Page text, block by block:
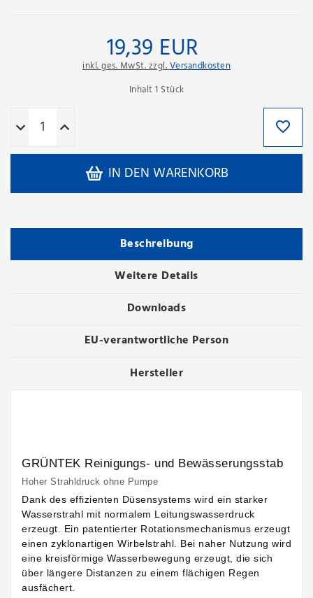
19,39 EUR
inkl. ges. MwSt. zzgl.Versandkosten
Inhalt1 Stück
IN DEN WARENKORB
Beschreibung
Weitere Details
Downloads
EU-verantwortliche Person
Hersteller
GRÜNTEK Reinigungs- und Bewässerungsstab
Hoher Strahldruck ohne Pumpe
Dank des effizienten Düsensystems wird ein starker
Wasserstrahl mit normalem Leitungswasserdruck
erzeugt. Ein patentierter Rotationsmechanismus erzeugt
einen zyklonartigen Wirbelstrahl. Bei naher Nutzung wird
eine kreisförmige Wasserbewegung erzeugt, die sich
über längere Distanzen zu einem flächigen Regen
ausfächert.